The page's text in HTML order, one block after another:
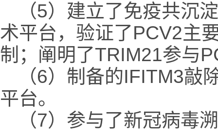
（5）建立了免疫共沉
术平台，验证了PCV2主
制；阐明了TRIM21参与
（6）制备的IFITM3
平台。
（7）参与了新冠病毒